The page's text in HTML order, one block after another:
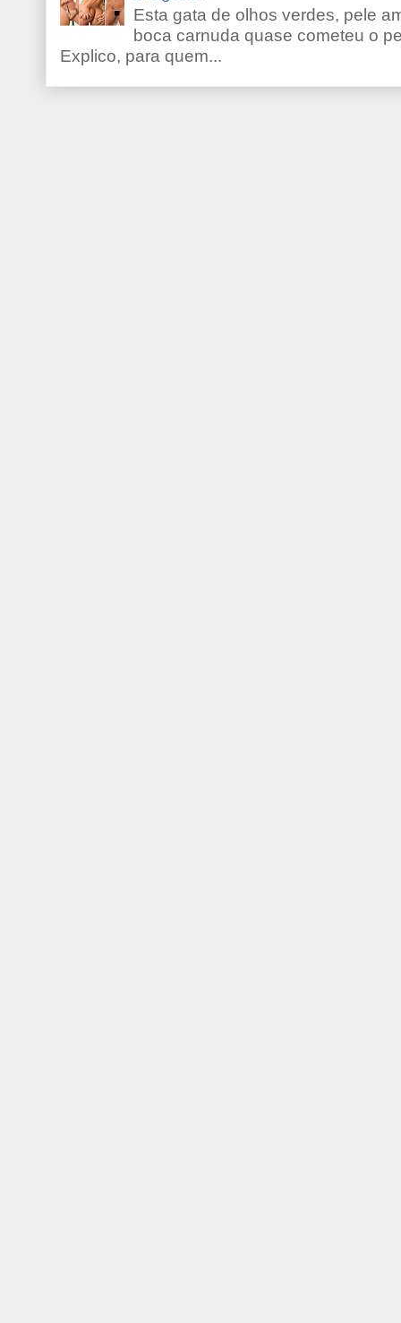
Esta gata de olhos verdes, pele
boca carnuda quase cometeu o
Explico, para quem...